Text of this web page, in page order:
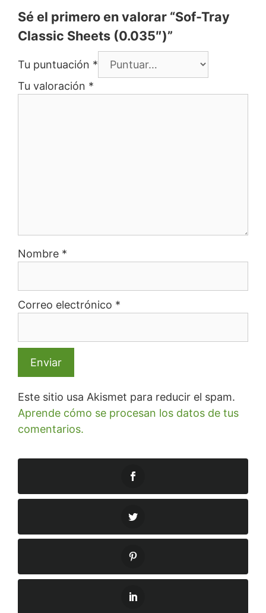
Sé el primero en valorar “Sof-Tray
Classic Sheets (0.035″)”
Tu puntuación *
Tu valoración *
Nombre *
Correo electrónico *
Este sitio usa Akismet para reducir el spam.
Aprende cómo se procesan los datos de tus
comentarios.